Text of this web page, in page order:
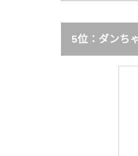
5位：ダンち